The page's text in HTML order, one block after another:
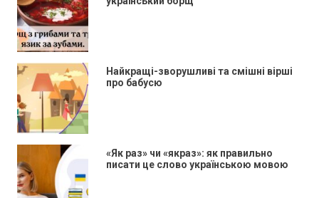
Найкращі-зворушливі та смішні вірші
про бабусю
«Як раз» чи «якраз»: як правильно
писати це слово українською мовою